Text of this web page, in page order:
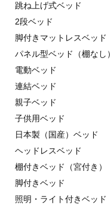
跳ね上げ式ベッド
2段ベッド
脚付きマットレスベッド
パネル型ベッド（棚なし）
電動ベッド
連結ベッド
親子ベッド
子供用ベッド
日本製（国産）ベッド
ヘッドレスベッド
棚付きベッド（宮付き）
脚付きベッド
照明・ライト付きベッド